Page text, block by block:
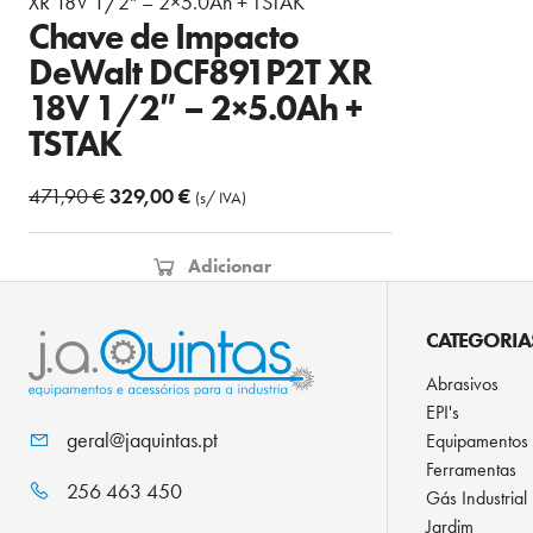
Chave de Impacto
DeWalt DCF891P2T XR
18V 1/2″ – 2×5.0Ah +
TSTAK
471,90€O
preço
original
471,90 €.
329,00€O
preço
atual
(s/ IVA)
Adicionar
geral@jaquintas.pt
256 463 450
Abrasivos
EPI's
Equipamentos
Ferramentas
Gás Industrial
Jardim